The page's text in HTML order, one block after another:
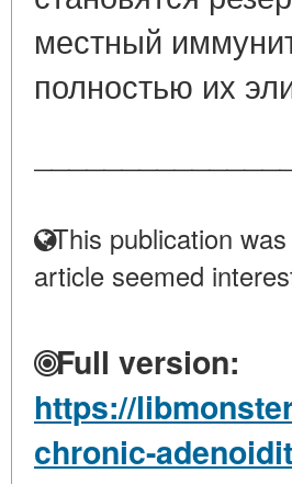
местный
полностью их
This publication
article seemed
Full version:
https://
chronic-